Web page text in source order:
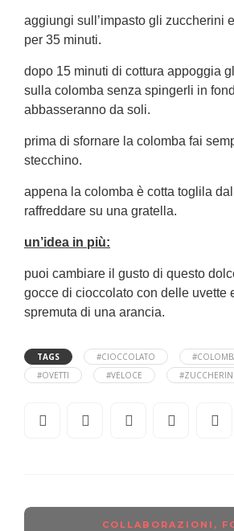
aggiungi sull’impasto gli zuccherini
per 35 minuti.
dopo 15 minuti di cottura appoggia
sulla colomba senza spingerli in
abbasseranno da soli.
prima di sfornare la colomba fai
stecchino.
appena la colomba è cotta toglila
raffreddare su una gratella.
un’idea in più:
puoi cambiare il gusto di questo
gocce di cioccolato con delle uvette
spremuta di una arancia.
TAGS #CIOCCOLATO
#OVETTI
#VELOCE #ZUCCHERINI
COLLABORAZIONI ,